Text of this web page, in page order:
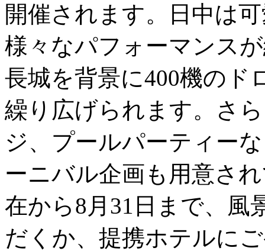
開催されます。日中は
様々なパフォーマンス
長城を背景に400機のド
繰り広げられます。さ
ジ、プールパーティー
ーニバル企画も用意さ
在から8月31日まで、風
だくか、提携ホテルに